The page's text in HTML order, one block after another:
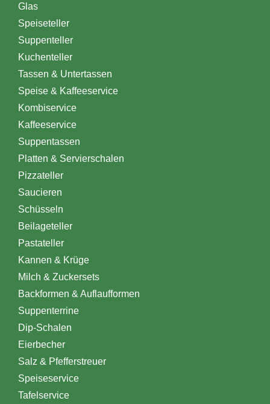
Glas
Speiseteller
Suppenteller
Kuchenteller
Tassen & Untertassen
Speise & Kaffeeservice
Kombiservice
Kaffeeservice
Suppentassen
Platten & Servierschalen
Pizzateller
Saucieren
Schüsseln
Beilageteller
Pastateller
Kannen & Krüge
Milch & Zuckersets
Backformen & Auflaufformen
Suppenterrine
Dip-Schalen
Eierbecher
Salz & Pfefferstreuer
Speiseservice
Tafelservice